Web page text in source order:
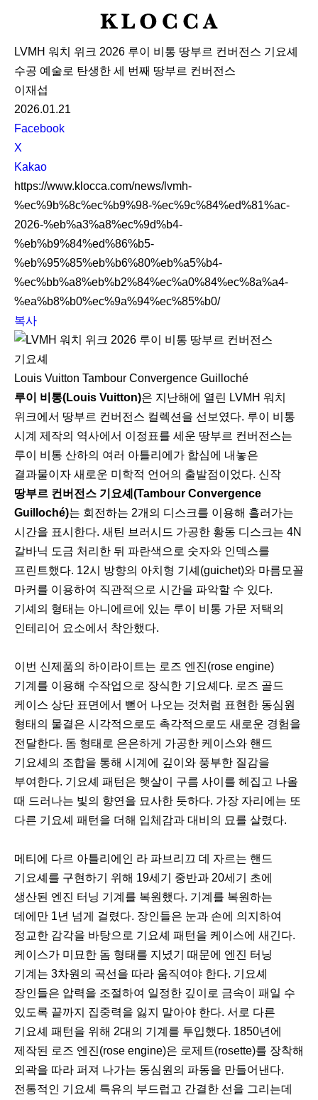
K
O
C
LVMH 워치 위크 2026 루이 비통 땅부르 컨버전스 기요셰
수공 예술로 탄생한 세 번째 땅부르 컨버전스
이재섭
2026.01.21
S
N
S
S
h
a
r
e
Facebook
X
Kakao
https://www.klocca.com/news/lvmh-
%ec%9b%8c%ec%b9%98-%ec%9c%84%ed%81%ac-
2026-%eb%a3%a8%ec%9d%b4-
%eb%b9%84%ed%86%b5-
%eb%95%85%eb%b6%80%eb%a5%b4-
%ec%bb%a8%eb%b2%84%ec%a0%84%ec%8a%a4-
%ea%b8%b0%ec%9a%94%ec%85%b0/
복사
Louis Vuitton Tambour Convergence Guilloché
루이 비통(Louis Vuitton)은 지난해에 열린 LVMH 워치
위크에서 땅부르 컨버전스 컬렉션을 선보였다. 루이 비통
시계 제작의 역사에서 이정표를 세운 땅부르 컨버전스는
루이 비통 산하의 여러 아틀리에가 합심에 내놓은
결과물이자 새로운 미학적 언어의 출발점이었다. 신작
땅부르 컨버전스 기요셰(Tambour Convergence
Guilloché)는 회전하는 2개의 디스크를 이용해 흘러가는
시간을 표시한다. 새틴 브러시드 가공한 황동 디스크는 4N
갈바닉 도금 처리한 뒤 파란색으로 숫자와 인덱스를
프린트했다. 12시 방향의 아치형 기셰(guichet)와 마름모꼴
마커를 이용하여 직관적으로 시간을 파악할 수 있다.
기셰의 형태는 아니에르에 있는 루이 비통 가문 저택의
인테리어 요소에서 착안했다.
이번 신제품의 하이라이트는 로즈 엔진(rose engine)
기계를 이용해 수작업으로 장식한 기요셰다. 로즈 골드
케이스 상단 표면에서 뻗어 나오는 것처럼 표현한 동심원
형태의 물결은 시각적으로도 촉각적으로도 새로운 경험을
전달한다. 돔 형태로 은은하게 가공한 케이스와 핸드
기요셰의 조합을 통해 시계에 깊이와 풍부한 질감을
부여한다. 기요셰 패턴은 햇살이 구름 사이를 헤집고 나올
때 드러나는 빛의 향연을 묘사한 듯하다. 가장 자리에는 또
다른 기요셰 패턴을 더해 입체감과 대비의 묘를 살렸다.
메티에 다르 아틀리에인 라 파브리끄 데 자르는 핸드
기요셰를 구현하기 위해 19세기 중반과 20세기 초에
생산된 엔진 터닝 기계를 복원했다. 기계를 복원하는
데에만 1년 넘게 걸렸다. 장인들은 눈과 손에 의지하여
정교한 감각을 바탕으로 기요셰 패턴을 케이스에 새긴다.
케이스가 미묘한 돔 형태를 지녔기 때문에 엔진 터닝
기계는 3차원의 곡선을 따라 움직여야 한다. 기요셰
장인들은 압력을 조절하여 일정한 깊이로 금속이 패일 수
있도록 끝까지 집중력을 잃지 말아야 한다. 서로 다른
기요셰 패턴을 위해 2대의 기계를 투입했다. 1850년에
제작된 로즈 엔진(rose engine)은 로제트(rosette)를 장착해
외곽을 따라 퍼져 나가는 동심원의 파동을 만들어낸다.
전통적인 기요셰 특유의 부드럽고 간결한 선을 그리는데